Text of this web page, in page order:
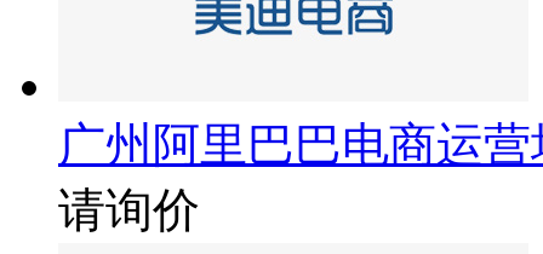
广州阿里巴巴电商运
请询价